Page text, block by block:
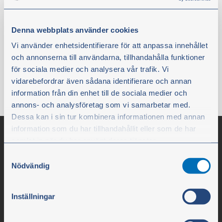
Denna webbplats använder cookies
Vi använder enhetsidentifierare för att anpassa innehållet
och annonserna till användarna, tillhandahålla funktioner
för sociala medier och analysera vår trafik. Vi
vidarebefordrar även sådana identifierare och annan
information från din enhet till de sociala medier och
annons- och analysföretag som vi samarbetar med.
Dessa kan i sin tur kombinera informationen med annan
information som du har tillhandahållit eller som de har
Du kan när som helst ändra ditt val. För att återkalla ditt
samtycke klickar du på ”Cookie-ikonen” längst ned till
Nödvändig
Inställningar
6,20 €
exkl. moms
Köp